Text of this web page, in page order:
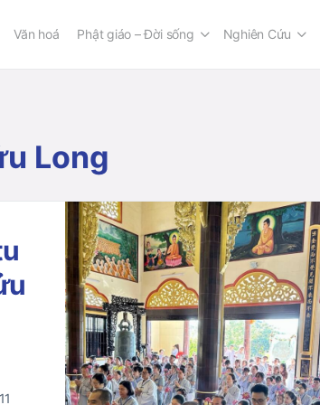
Văn hoá Phật giáo – Đời sống Nghiên Cứu
Long